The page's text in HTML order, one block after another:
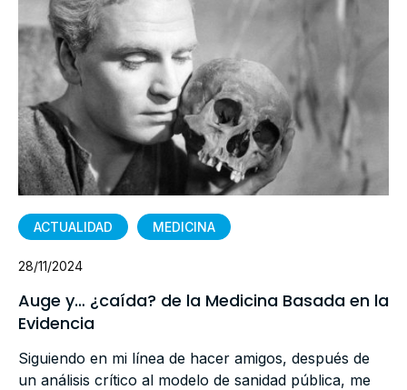
ACTUALIDAD MEDICINA
28/11/2024
Auge y… ¿caída? de la Medicina Basada en la
Evidencia
Siguiendo en mi línea de hacer amigos, después de
un análisis crítico al modelo de sanidad pública, me